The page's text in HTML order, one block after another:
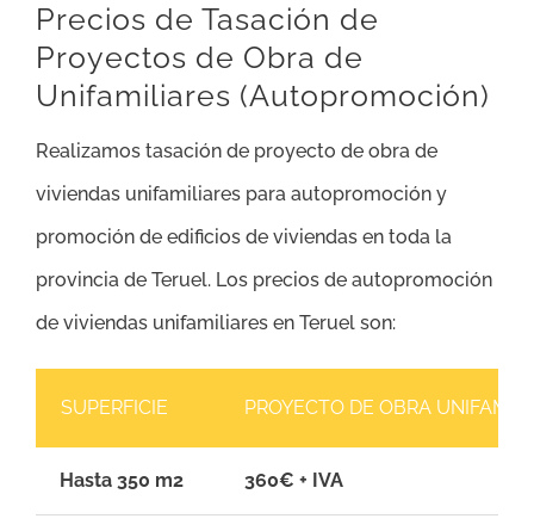
Precios de Tasación de
Proyectos de Obra de
Unifamiliares (Autopromoción)
Realizamos tasación de proyecto de obra de
viviendas unifamiliares para autopromoción y
promoción de edificios de viviendas en toda la
provincia de Teruel. Los precios de autopromoción
de viviendas unifamiliares en Teruel son:
SUPERFICIE PROYECTO DE OBRA
Hasta 350 m2 360€ + IVA